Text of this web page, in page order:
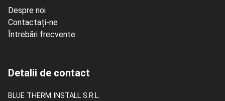
Despre noi
Contactați-ne
Întrebări frecvente
Detalii de contact
BLUE THERM INSTALL S.R.L.